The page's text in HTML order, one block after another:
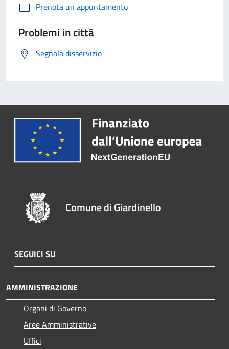
Prenota un appuntamento
Problemi in città
Segnala disservizio
Comune di Giardinello
SEGUICI SU
AMMINISTRAZIONE
Organi di Governo
Aree Amministrative
Uffici